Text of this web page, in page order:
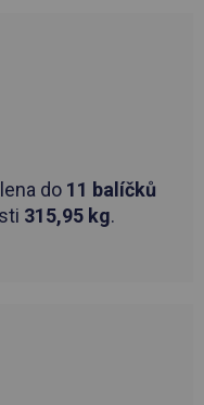
do 11 balíčků
315,95 kg.